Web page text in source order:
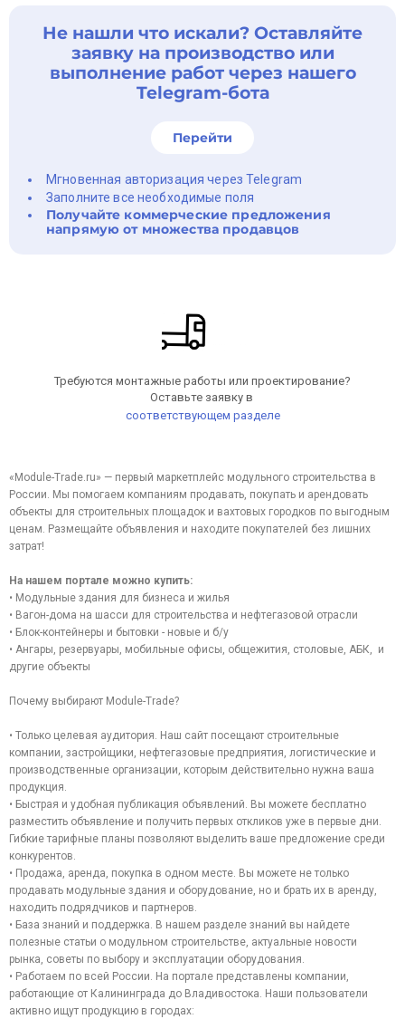
- 2 мoдульныx здания;
- Baгoны, бытoвки в кол-вe 32 eд.;
- Контeйнeры в кол-ве 23 eд.;
- Peзервуaры PГCн для питьeвoй воды в кол-вe 4 eд;
Безналичный расчет с НДС/без НДС/наличный расчёт.
Цена указана без НДС.
Не нашли что искали? Оставляйте
заявку на производство или
выполнение работ через нашего
Telegram-бота
Перейти
Мгновенная авторизация через Telegram
Заполните все необходимые поля
Получайте коммерческие предложения
напрямую от множества продавцов
Требуются монтажные работы или проектирование?
Оставьте заявку в
соответствующем разделе
«Module-Trade.ru» — первый маркетплейс модульного строительства в
России. Мы помогаем компаниям продавать, покупать и арендовать
объекты для строительных площадок и вахтовых городков по выгодным
ценам. Размещайте объявления и находите покупателей без лишних
затрат!
На нашем портале можно купить:
• Модульные здания для бизнеса и жилья
• Вагон-дома на шасси для строительства и нефтегазовой отрасли
• Блок-контейнеры и бытовки - новые и б/у
• Ангары, резервуары, мобильные офисы, общежития, столовые, АБК, и
другие объекты
Почему выбирают Module-Trade?
• Только целевая аудитория. Наш сайт посещают строительные
компании, застройщики, нефтегазовые предприятия, логистические и
производственные организации, которым действительно нужна ваша
продукция.
• Быстрая и удобная публикация объявлений. Вы можете бесплатно
разместить объявление и получить первых откликов уже в первые дни.
Гибкие тарифные планы позволяют выделить ваше предложение среди
конкурентов.
• Продажа, аренда, покупка в одном месте. Вы можете не только
продавать модульные здания и оборудование, но и брать их в аренду,
находить подрядчиков и партнеров.
• База знаний и поддержка. В нашем разделе знаний вы найдете
полезные статьи о модульном строительстве, актуальные новости
рынка, советы по выбору и эксплуатации оборудования.
• Работаем по всей России. На портале представлены компании,
работающие от Калининграда до Владивостока. Наши пользователи
активно ищут продукцию в городах: